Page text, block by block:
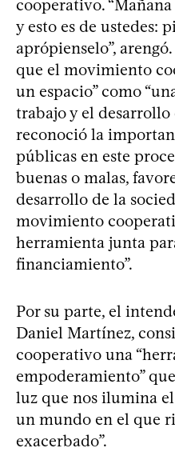
cooperativo.
y esto es de ustedes:
aprópienselo”,
que el movimiento
un espacio” como
trabajo y el desarrollo
reconoció la
públicas en este
buenas o malas,
desarrollo de la
movimiento
herramienta junta
financiamiento”.
Por su parte, el
Daniel Martínez,
cooperativo una
empoderamiento”
luz que nos ilumina
un mundo en el que
exacerbado”.